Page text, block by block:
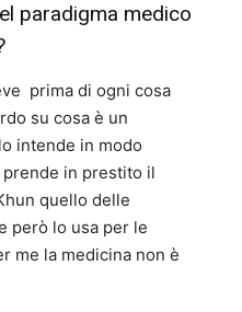
paradigma medico
prima di ogni cosa
su cosa è un
intende in modo
in prestito il
quello delle
però lo usa per le
me la medicina non è